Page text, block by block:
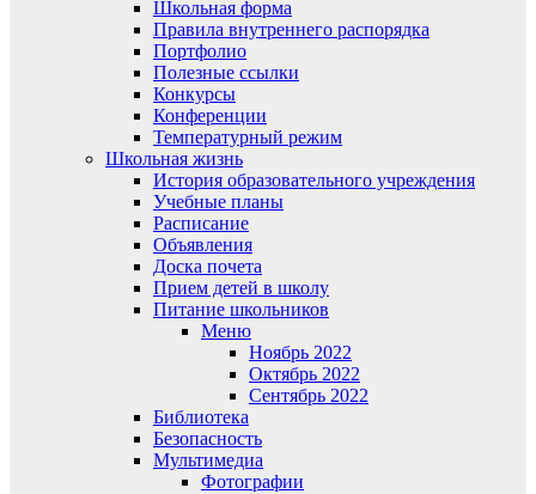
Школьная форма
Правила внутреннего распорядка
Портфолио
Полезные ссылки
Конкурсы
Конференции
Температурный режим
Школьная жизнь
История образовательного учреждения
Учебные планы
Расписание
Объявления
Доска почета
Прием детей в школу
Питание школьников
Меню
Ноябрь 2022
Октябрь 2022
Сентябрь 2022
Библиотека
Безопасность
Мультимедиа
Фотографии